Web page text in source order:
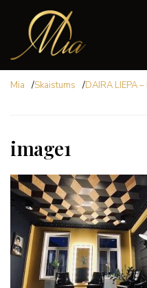
Mia /Skaistums /DAIRA LIEPA
image1